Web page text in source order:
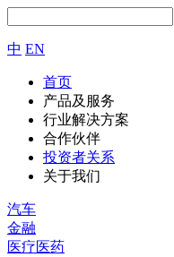
中 EN
首页
产品及服务
行业解决方案
合作伙伴
投资者关系
关于我们
汽车
金融
医疗医药